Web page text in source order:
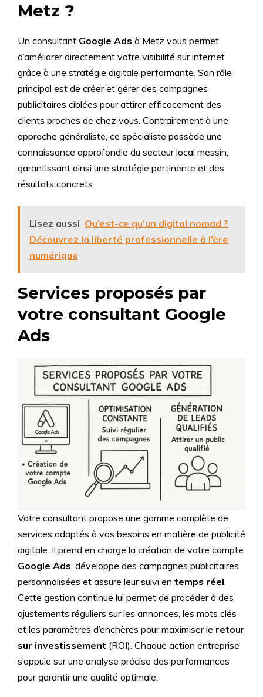
Metz ?
Un consultant Google Ads à Metz vous permet
d’améliorer directement votre visibilité sur internet
grâce à une stratégie digitale performante. Son rôle
principal est de créer et gérer des campagnes
publicitaires ciblées pour attirer efficacement des
clients proches de chez vous. Contrairement à une
approche généraliste, ce spécialiste possède une
connaissance approfondie du secteur local messin,
garantissant ainsi une stratégie pertinente et des
résultats concrets.
Lisez aussi Qu’est-ce qu’un digital nomad ?
Découvrez la liberté professionnelle à l’ère
numérique
Services proposés par
votre consultant Google
Ads
Votre consultant propose une gamme complète de
services adaptés à vos besoins en matière de publicité
digitale. Il prend en charge la création de votre compte
Google Ads, développe des campagnes publicitaires
personnalisées et assure leur suivi en temps réel.
Cette gestion continue lui permet de procéder à des
ajustements réguliers sur les annonces, les mots clés
et les paramètres d’enchères pour maximiser le retour
sur investissement (ROI). Chaque action entreprise
s’appuie sur une analyse précise des performances
pour garantir une qualité optimale.